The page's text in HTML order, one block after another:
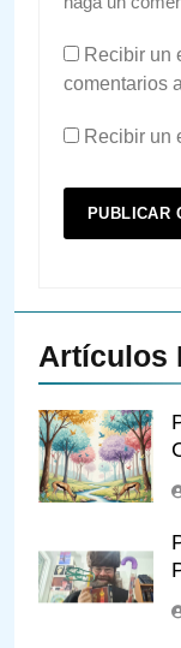
Recibir un
comentarios
Recibir un
Artículos